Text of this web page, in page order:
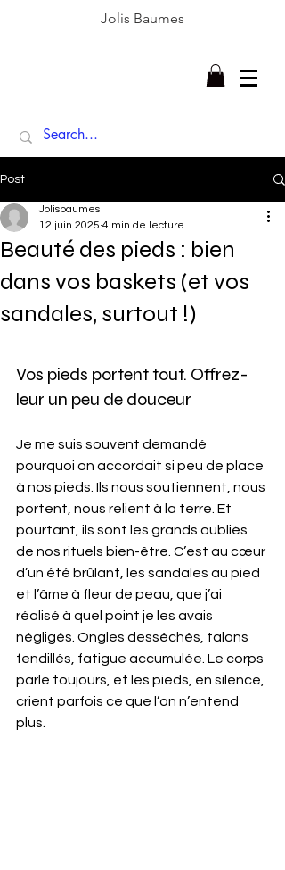
Jolis Baumes
Post
Beauté des pieds : bien
dans vos baskets (et vos
sandales, surtout !)
Jolisbaumes
12 juin 2025 4 min de lecture
Vos pieds portent tout. Offrez-
leur un peu de douceur
Je me suis souvent demandé
pourquoi on accordait si peu de place
à nos pieds. Ils nous soutiennent, nous
portent, nous relient à la terre. Et
pourtant, ils sont les grands oubliés
de nos rituels bien-être. C’est au cœur
d’un été brûlant, les sandales au pied
et l’âme à fleur de peau, que j’ai
réalisé à quel point je les avais
négligés. Ongles desséchés, talons
fendillés, fatigue accumulée. Le corps
parle toujours, et les pieds, en silence,
crient parfois ce que l’on n’entend
plus.